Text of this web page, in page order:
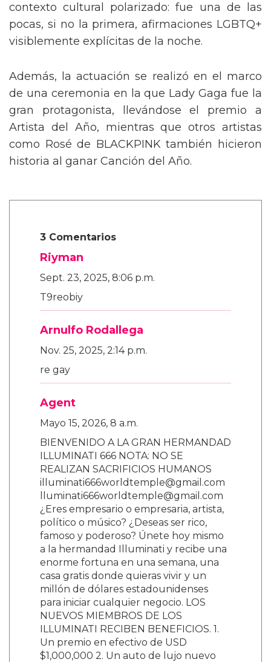
contexto cultural polarizado: fue una de las
pocas, si no la primera, afirmaciones LGBTQ+
visiblemente explícitas de la noche.
Además, la actuación se realizó en el marco
de una ceremonia en la que Lady Gaga fue la
gran protagonista, llevándose el premio a
Artista del Año, mientras que otros artistas
como Rosé de BLACKPINK también hicieron
historia al ganar Canción del Año.
3 Comentarios
Riyman
Sept. 23, 2025, 8:06 p.m.
T9reobiy
Arnulfo Rodallega
Nov. 25, 2025, 2:14 p.m.
re gay
Agent
Mayo 15, 2026, 8 a.m.
BIENVENIDO A LA GRAN HERMANDAD
ILLUMINATI 666 NOTA: NO SE
REALIZAN SACRIFICIOS HUMANOS
illuminati666worldtemple@gmail.com
lluminati666worldtemple@gmail.com
¿Eres empresario o empresaria, artista,
político o músico? ¿Deseas ser rico,
famoso y poderoso? Únete hoy mismo
a la hermandad Illuminati y recibe una
enorme fortuna en una semana, una
casa gratis donde quieras vivir y un
millón de dólares estadounidenses
para iniciar cualquier negocio. LOS
NUEVOS MIEMBROS DE LOS
ILLUMINATI RECIBEN BENEFICIOS. 1.
Un premio en efectivo de USD
$1,000,000 2. Un auto de lujo nuevo